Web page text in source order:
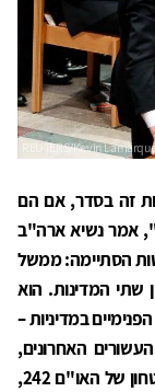
זה בסדר, אם הם
אמר נשיא ארה"ב
ובכן, ההתלבטות הסתיימה: ממשל
המדינות. הוא
במדיניות –
האחרונים,
שהתבססה בעיקרה על החלטות מועצת הביטחון של האו"ם 242,